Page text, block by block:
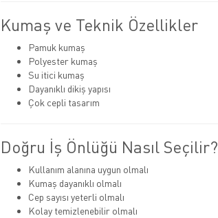
Kumaş ve Teknik Özellikler
Pamuk kumaş
Polyester kumaş
Su itici kumaş
Dayanıklı dikiş yapısı
Çok cepli tasarım
Doğru İş Önlüğü Nasıl Seçilir?
Kullanım alanına uygun olmalı
Kumaş dayanıklı olmalı
Cep sayısı yeterli olmalı
Kolay temizlenebilir olmalı